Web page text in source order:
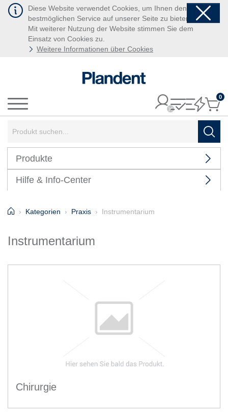
Diese Website verwendet Cookies, um Ihnen den
bestmöglichen Service auf unserer Seite zu bieten.
Mit weiterer Nutzung der Website stimmen Sie dem
Einsatz von Cookies zu.
Weitere Informationen über Cookies
Menü
0
Produkte
Hilfe & Info-Center
HomeKategorien Praxis Instrumentarium
Instrumentarium
Chirurgie